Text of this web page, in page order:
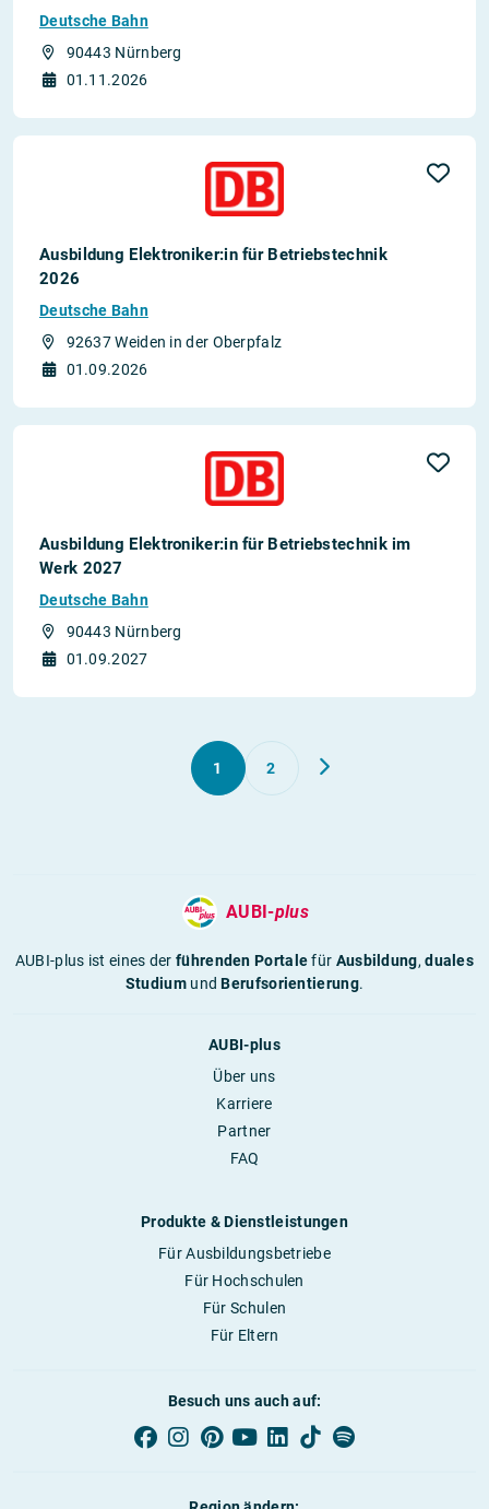
Deutsche Bahn
90443 Nürnberg
01.11.2026
Ausbildung Elektroniker:in für Betriebstechnik
2026
Deutsche Bahn
92637 Weiden in der Oberpfalz
01.09.2026
Ausbildung Elektroniker:in für Betriebstechnik im
Werk 2027
Deutsche Bahn
90443 Nürnberg
01.09.2027
1 2
AUBI-plus
AUBI-plus ist eines derführenden Portalefür Ausbildung,duales
StudiumundBerufsorientierung.
AUBI-plus
Über uns
Karriere
Partner
FAQ
Produkte & Dienstleistungen
Für Ausbildungsbetriebe
Für Hochschulen
Für Schulen
Für Eltern
Besuch uns auch auf: